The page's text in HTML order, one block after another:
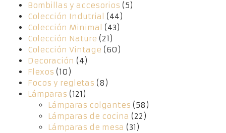
Bombillas y accesorios (5)
Colección Indutrial
(44)
Colección Minimal
(43)
Colección Nature (21)
Colección Vintage (60)
Decoración (4)
Flexos (10)
Focos y regletas (8)
Lámparas (121)
Lámparas colgantes (58)
Lámparas de cocina (22)
Lámparas de mesa (31)